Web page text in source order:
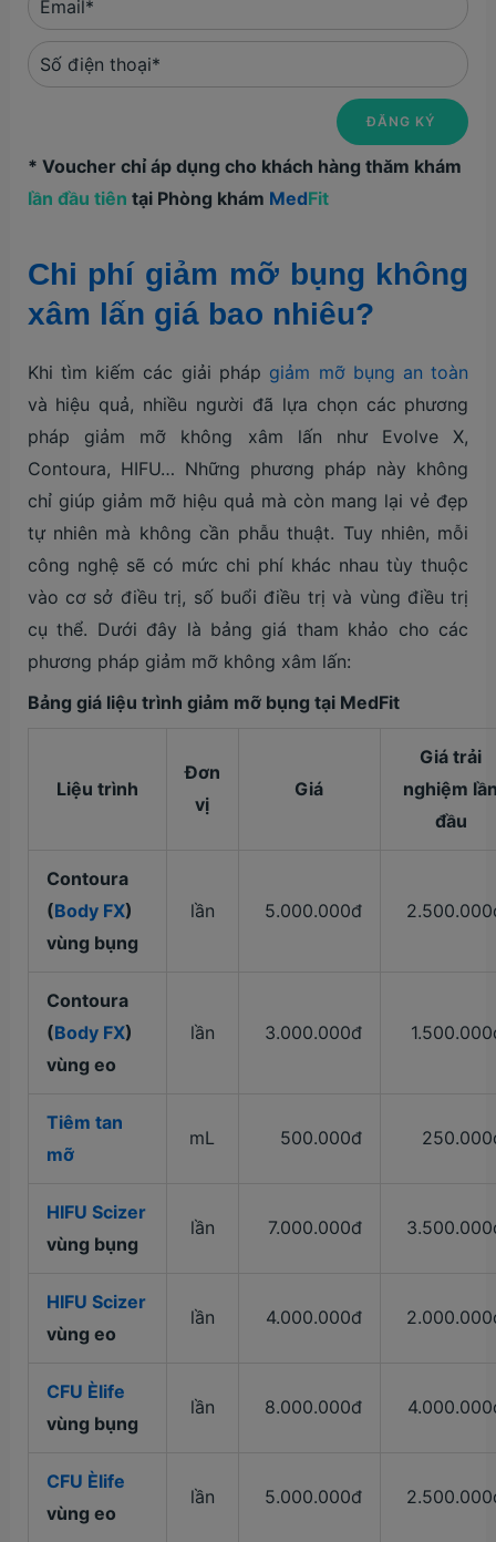
* Voucher chỉ áp dụng cho khách hàng thăm khám
lần đầu tiên tại Phòng khám MedFit
Chi phí giảm mỡ bụng không
xâm lấn giá bao nhiêu?
Khi tìm kiếm các giải pháp giảm mỡ bụng an toàn
và hiệu quả, nhiều người đã lựa chọn các phương
pháp giảm mỡ không xâm lấn như Evolve X,
Contoura, HIFU… Những phương pháp này không
chỉ giúp giảm mỡ hiệu quả mà còn mang lại vẻ đẹp
tự nhiên mà không cần phẫu thuật. Tuy nhiên, mỗi
công nghệ sẽ có mức chi phí khác nhau tùy thuộc
vào cơ sở điều trị, số buổi điều trị và vùng điều trị
cụ thể. Dưới đây là bảng giá tham khảo cho các
phương pháp giảm mỡ không xâm lấn:
Bảng giá liệu trình giảm mỡ bụng tại MedFit
Liệu trình
Đơn
vị
Giá
Giá trải
nghiệm
đầu
Contoura
(Body FX)
vùng bụng
lần 5.000.000đ
Contoura
(Body FX)
vùng eo
lần 3.000.000đ
Tiêm tan
mỡ
mL 500.000đ
HIFU Scizer
vùng bụng
lần 7.000.000đ
HIFU Scizer
vùng eo
lần 4.000.000đ
CFU Èlife
vùng bụng
lần 8.000.000đ
CFU Èlife
vùng eo
lần 5.000.000đ